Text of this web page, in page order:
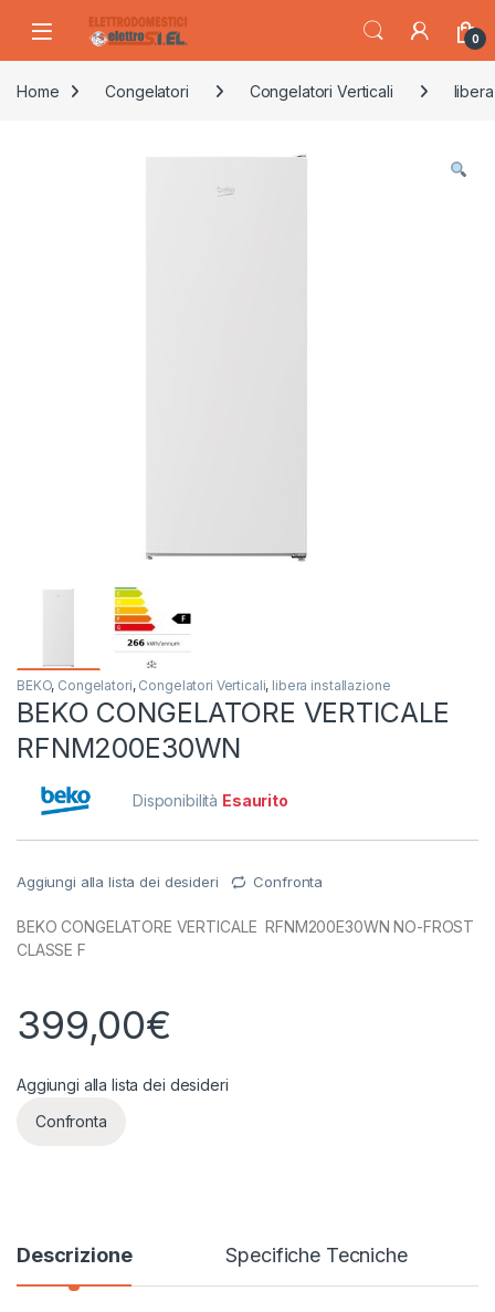
0
Home Congelatori Congelatori Verticali
BEKO, Congelatori, Congelatori Verticali, libera installazione
BEKO CONGELATORE VERTICALE
RFNM200E30WN
Disponibilità Esaurito
Aggiungi alla lista dei desideri Confronta
BEKO CONGELATORE VERTICALE RFNM200E30WN NO-FROST
CLASSE F
399,00€
Aggiungi alla lista dei desideri
Confronta
Descrizione Specifiche Tecniche